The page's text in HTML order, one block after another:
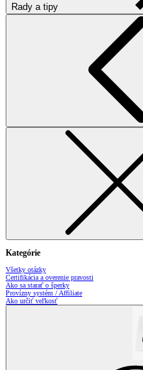
Rady a tipy
Kategórie
Všetky otázky
Certifikácia a overenie pravosti
Ako sa starať o šperky
Provízny systém / Affiliate
Ako určiť veľkosť